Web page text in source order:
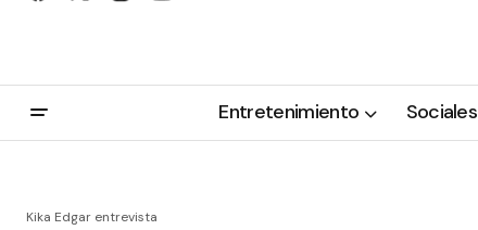
Entretenimiento Sociales
Kika Edgar entrevista